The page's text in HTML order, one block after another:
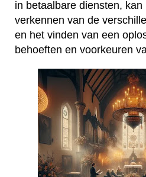
in betaalbare diensten,
verkennen van de
en het vinden van een
behoeften en voorkeuren